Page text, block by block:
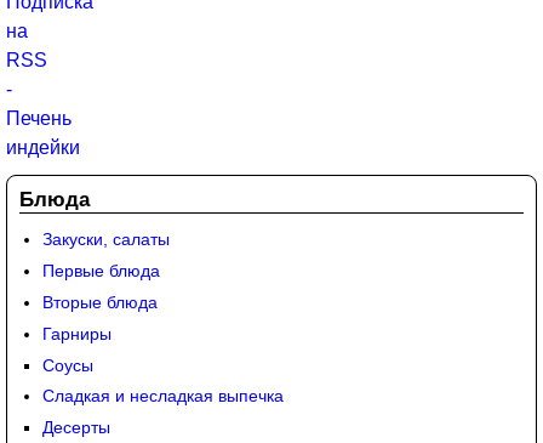
Блюда
Закуски, салаты
Первые блюда
Вторые блюда
Гарниры
Соусы
Сладкая и несладкая выпечка
Десерты